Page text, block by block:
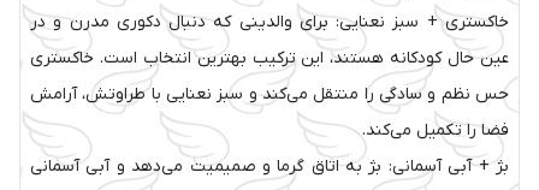
خاکستری + سبز نعنایی: برای والدینی که دنبال دکوری مدرن و در
عین حال کودکانه هستند، این ترکیب بهترین انتخاب است. خاکستری
حس نظم و سادگی را منتقل می‌کند و سبز نعنایی با طراوتش، آرامش
فضا را تکمیل می‌کند.
بژ + آبی آسمانی: بژ به اتاق گرما و صمیمیت می‌دهد و آبی آسمانی